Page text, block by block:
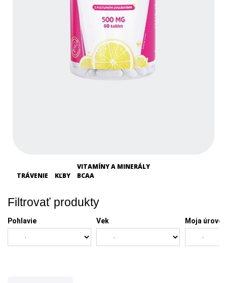
VITAMÍNY A MINERÁLY
TRÁVENIE
KĽBY BCAA
Filtrovať produkty
Pohlavie Vek Moja úroveň